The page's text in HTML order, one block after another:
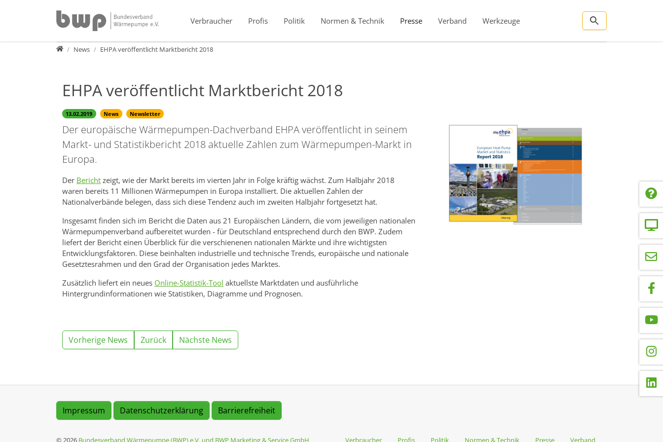
Verbraucher
Profis Politik Normen & Technik Presse Verband Werkzeuge
PresseNews EHPA veröffentlicht Marktbericht 2018
EHPA veröffentlicht Marktbericht 2018
13.02.2019 News Newsletter
Der europäische Wärmepumpen-Dachverband EHPA veröffentlicht in seinem
Markt- und Statistikbericht 2018 aktuelle Zahlen zum Wärmepumpen-Markt in
Europa.
Der Bericht zeigt, wie der Markt bereits im vierten Jahr in Folge kräftig wächst. Zum Halbjahr 2018
waren bereits 11 Millionen Wärmepumpen in Europa installiert. Die aktuellen Zahlen der
Nationalverbände belegen, dass sich diese Tendenz auch im zweiten Halbjahr fortgesetzt hat.
Insgesamt finden sich im Bericht die Daten aus 21 Europäischen Ländern, die vom jeweiligen nationalen
Wärmepumpenverband aufbereitet wurden - für Deutschland entsprechend durch den BWP. Zudem
liefert der Bericht einen Überblick für die verschienenen nationalen Märkte und ihre wichtigsten
Entwicklungsfaktoren. Diese beinhalten industrielle und technische Trends, europäische und nationale
Gesetztesrahmen und den Grad der Organisation jedes Marktes.
Zusätzlich liefert ein neues Online-Statistik-Tool aktuellste Marktdaten und ausführliche
Hintergrundinformationen wie Statistiken, Diagramme und Prognosen.
Vorherige News Zurück Nächste News
Impressum Datenschutzerklärung Barrierefreiheit
© 2026 Bundesverband Wärmepumpe (BWP) e.V. und BWP Marketing & Service GmbH Verbraucher Profis Politik Normen & Technik Presse Verband